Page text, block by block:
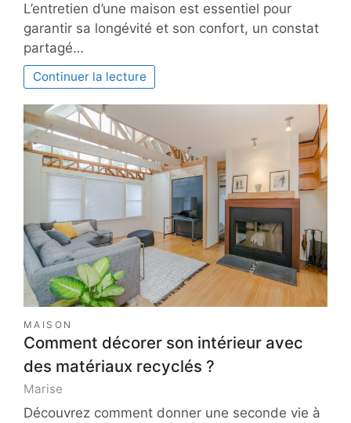
L’entretien d’une maison est essentiel pour
garantir sa longévité et son confort, un constat
partagé…
Continuer la lecture
MAISON
Comment décorer son intérieur avec
des matériaux recyclés ?
Marise
Découvrez comment donner une seconde vie à